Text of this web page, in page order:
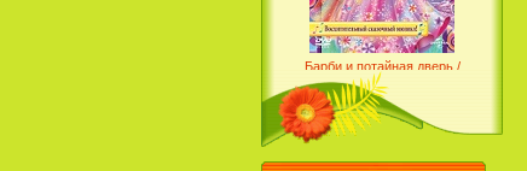
Барби и потайная дверь /
Barbie and the Secret Door
(2014)